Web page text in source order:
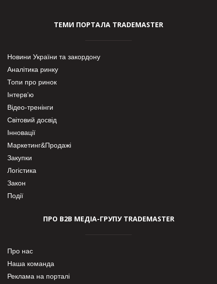
ТЕМИ ПОРТАЛА TRADEMASTER
Новини України та закордону
Аналітика ринку
Топи про ринок
Інтерв’ю
Відео-тренінги
Світовий досвід
Інновації
Маркетинг&Продажі
Закупки
Логістика
Закон
Події
ПРО В2В МЕДІА-ГРУПУ TRADEMASTER
Про нас
Наша команда
Реклама на порталі